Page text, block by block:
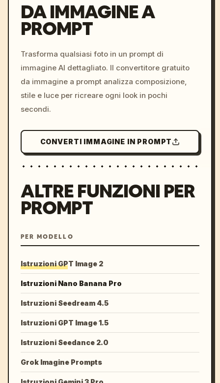
colors, 8k --v 6.0
DA IMMAGINE A
PROMPT
Trasforma qualsiasi foto in un prompt di
immagine AI dettagliato. Il convertitore gratuito
da immagine a prompt analizza composizione,
stile e luce per ricreare ogni look in pochi
secondi.
CONVERTI IMMAGINE IN PROMPT
ALTRE FUNZIONI PER
PROMPT
PER MODELLO
Istruzioni GPT Image 2
Istruzioni Nano Banana Pro
Istruzioni Seedream 4.5
Istruzioni GPT Image 1.5
Istruzioni Seedance 2.0
Grok Imagine Prompts